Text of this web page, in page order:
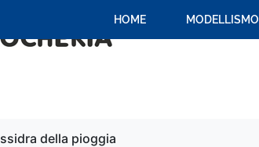
HOME MODELLISMO
della pioggia